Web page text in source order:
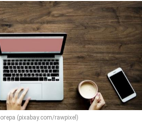
(pixabay.com/rawpixel)